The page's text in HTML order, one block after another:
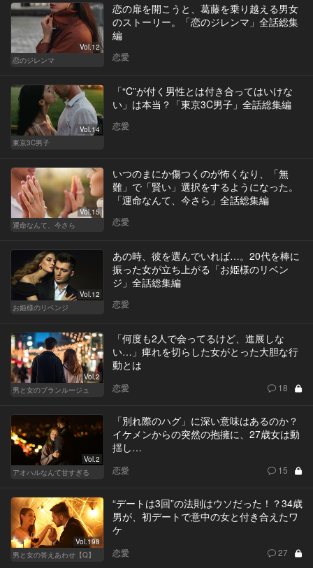
Vol.12
恋のジレンマ
恋の扉を開こうと、葛藤を乗り越える男女
のストーリー。「恋のジレンマ」全話総集
編
恋愛
Vol.14
東京3C男子
「“C”が付く男性とは付き合ってはいけな
い」は本当？「東京3C男子」全話総集編
恋愛
Vol.15
運命なんて、今さら
いつのまにか傷つくのが怖くなり、「無
難」で「賢い」選択をするようになった。
「運命なんて、今さら」全話総集編
恋愛
Vol.12
お姫様のリベンジ
あの時、彼を選んでいれば…。20代を棒に
振った女が立ち上がる「お姫様のリベン
ジ」全話総集編
恋愛
Vol.2
男と女のブランルージュ
「何度も2人で会ってるけど、進展しな
い…」痺れを切らした女がとった大胆な行
動とは
恋愛 18
Vol.2
アオハルなんて甘すぎる
「別れ際のハグ」に深い意味はあるのか？
イケメンからの突然の抱擁に、27歳女は動
揺し…
恋愛 15
Vol.198
男と女の答えあわせ【Q】
“デートは3回”の法則はウソだった！？34歳
男が、初デートで意中の女と付き合えたワ
ケ
恋愛 27